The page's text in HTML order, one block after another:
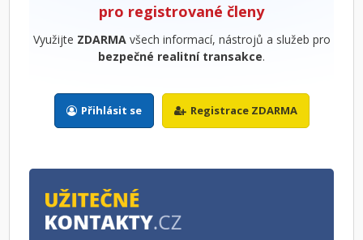
pro registrované členy
Využijte ZDARMAvšech informací, nástrojů a služeb pro
bezpečné realitní transakce.
Přihlásit se Registrace ZDARMA